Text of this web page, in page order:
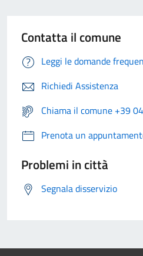
Contatta il comune
Leggi le domande
Richiedi Assistenza
Chiama il comune +39
Prenota un
Problemi in città
Segnala disservizio